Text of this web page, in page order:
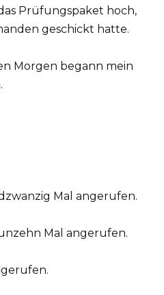
Prüfungspaket hoch,
geschickt hatte.
Morgen begann mein
Mal angerufen.
Mal angerufen.